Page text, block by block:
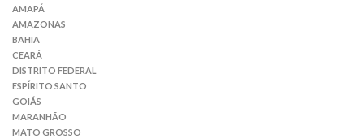
AMAPÁ
AMAZONAS
BAHIA
CEARÁ
DISTRITO FEDERAL
ESPÍRITO SANTO
GOIÁS
MARANHÃO
MATO GROSSO